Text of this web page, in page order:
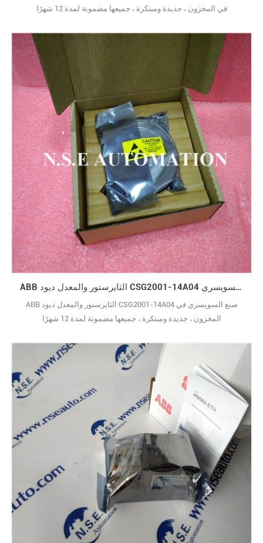
في المخزون ، جديدة ومبتكرة ، جميعها مضمونة لمدة 12 شهرًا
ABB الثايرستور والمعدل ديود CSG2001-14A04 صنع السويسري
ABB الثايرستور والمعدل ديود CSG2001-14A04 صنع السويسري في
المخزون ، جديدة ومبتكرة ، جميعها مضمونة لمدة 12 شهرًا